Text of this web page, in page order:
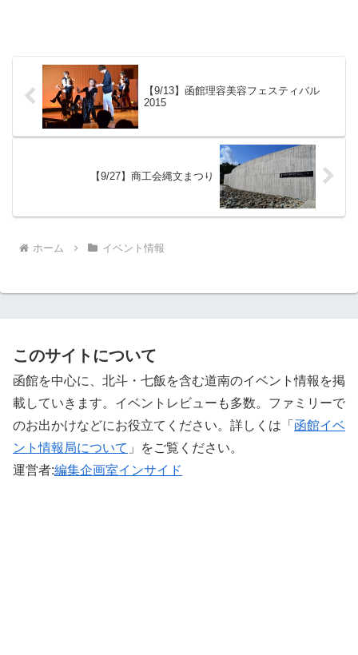
【9/13】函館理容美容フェスティバル
2015
【9/27】商工会縄文まつり
ホーム イベント情報
このサイトについて
函館を中心に、北斗・七飯を含む道南のイベント情報を掲
載していきます。イベントレビューも多数。ファミリーで
のお出かけなどにお役立てください。詳しくは「 函館イベ
ント情報局について 」をご覧ください。 ‎
運営者:編集企画室インサイド